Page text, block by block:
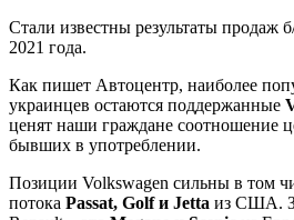
Стали известны результаты продаж
2021 года.
Как пишет Автоцентр, наиболее
украинцев остаются поддержанные
ценят наши граждане соотношение
бывших в употреблении.
Позиции Volkswagen сильны в том
потока Passat, Golf и Jetta из США.